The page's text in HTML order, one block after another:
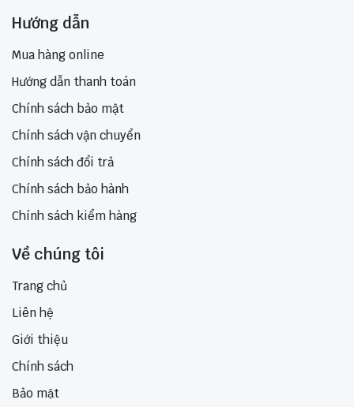
Hướng dẫn
Mua hàng online
Hướng dẫn thanh toán
Chính sách bảo mật
Chính sách vận chuyển
Chính sách đổi trả
Chính sách bảo hành
Chính sách kiểm hàng
Về chúng tôi
Trang chủ
Liên hệ
Giới thiệu
Chính sách
Bảo mật